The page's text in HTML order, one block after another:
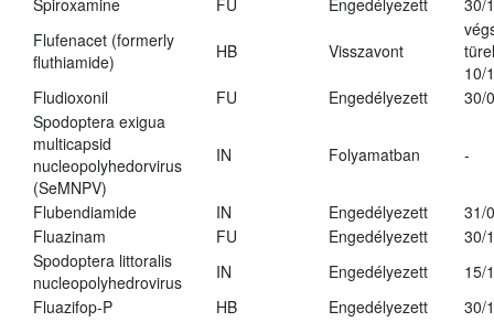
Spiroxamine FU Engedélyezett
30/
Flufenacet (formerly
fluthiamide)
HB Visszavont
10/
Fludioxonil
FU Engedélyezett
30/
Spodoptera exigua
multicapsid
nucleopolyhedorvirus
(SeMNPV)
IN Folyamatban -
Flubendiamide IN Engedélyezett
31/
Fluazinam
FU Engedélyezett
30/
Spodoptera littoralis
nucleopolyhedrovirus
IN Engedélyezett
15/
Fluazifop-P
HB Engedélyezett
30/